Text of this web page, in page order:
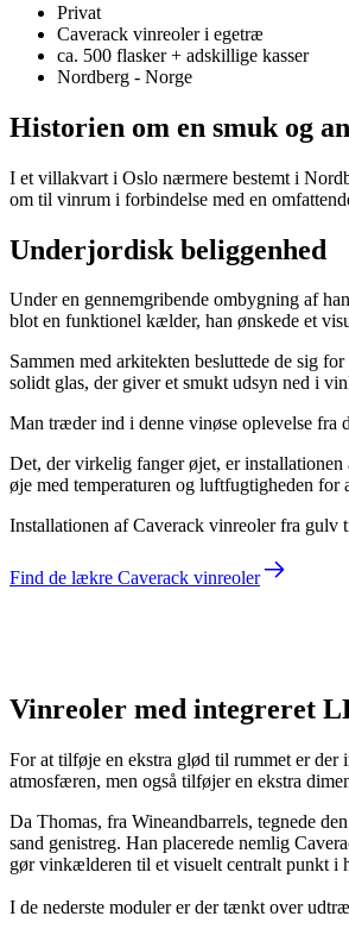
Privat
Caverack vinreoler i egetræ
ca. 500 flasker + adskillige kasser
Nordberg - Norge
Historien om en smuk og
I et villakvart i Oslo nærmere bestemt i
om til vinrum i forbindelse med en
Underjordisk beliggenhed
Under en gennemgribende ombygning af
blot en funktionel kælder, han ønskede et
Sammen med arkitekten besluttede de sig
solidt glas, der giver et smukt udsyn ned i
Man træder ind i denne vinøse oplevelse fra
Det, der virkelig fanger øjet, er
øje med temperaturen og luftfugtigheden
Installationen af Caverack vinreoler fra gulv
Find de lækre Caverack vinreoler
Vinreoler med integreret
For at tilføje en ekstra glød til rummet er
atmosfæren, men også tilføjer en ekstra
Da Thomas, fra Wineandbarrels, tegnede
sand genistreg. Han placerede nemlig
gør vinkælderen til et visuelt centralt punkt i
I de nederste moduler er der tænkt over